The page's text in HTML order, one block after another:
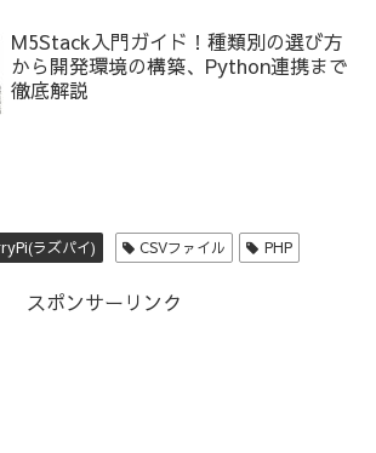
M5Stack入門ガイド！種類別の選び方
から開発環境の構築、Python連携まで
徹底解説
ラズパイ) CSVファイル PHP
スポンサーリンク